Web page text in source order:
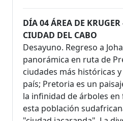
DÍA 04 ÁREA DE
CIUDAD DEL CABO
Desayuno. Regreso a
panorámica en ruta de
ciudades más históricas
país; Pretoria es un
la infinidad de árboles
esta población